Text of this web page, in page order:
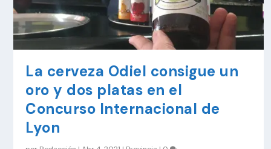
La cerveza Odiel consigue un
oro y dos platas en el
Concurso Internacional de
Lyon